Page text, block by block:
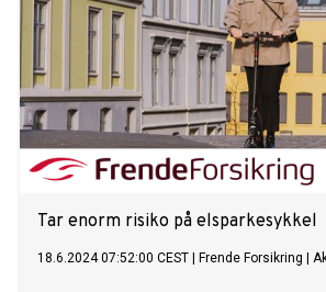
Tar enorm risiko på elsparkesykkel
18.6.2024 07:52:00 CEST Frende Forsikring